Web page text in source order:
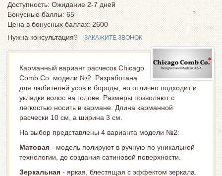
Доступность: Ожидание 2-7 дней
Бонусные баллы: 65
Цена в бонусных баллах: 2600
Нужна консультация?
ЗАКАЖИТЕ ЗВОНОК
Карманный вариант расчесок Chicago
Comb Co. модели №2. Разработана
для любителей усов и бороды, но отлично подходит и
укладки волос на голове. Размеры позволяют с
легкостью носить в кармане. Длина карманной
расчески 10 см, а ширина 3 см.
На выбор представлены 4 варианта модели №2:
Матовая - модель полируют в ручную по уникальной
технологии, до создания сатиновой поверхности.
Зеркальная - яркая, блестящая с эффектом зеркала.